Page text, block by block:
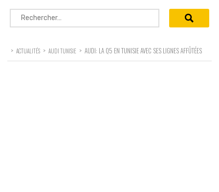
Rechercher :
> ACTUALITÉS > AUDI TUNISIE > AUDI: LA Q5 EN TUNISIE AVEC SES LIGNES AFFÛTÉES